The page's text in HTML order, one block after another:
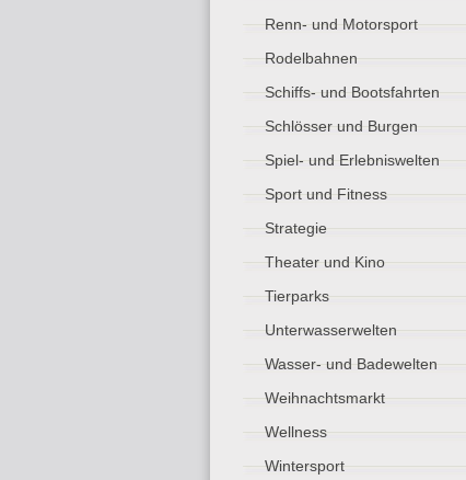
Renn- und Motorsport
Rodelbahnen
Schiffs- und Bootsfahrten
Schlösser und Burgen
Spiel- und Erlebniswelten
Sport und Fitness
Strategie
Theater und Kino
Tierparks
Unterwasserwelten
Wasser- und Badewelten
Weihnachtsmarkt
Wellness
Wintersport